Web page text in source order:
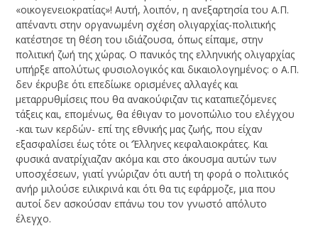
«οικογενειοκρατίας»! Αυτή, λοιπόν, η ανεξαρτησία του Α.Π.
απέναντι στην οργανωμένη σχέση ολιγαρχίας-πολιτικής
κατέστησε τη θέση του ιδιάζουσα, όπως είπαμε, στην
πολιτική ζωή της χώρας. Ο πανικός της ελληνικής ολιγαρχίας
υπήρξε απολύτως φυσιολογικός και δικαιολογημένος: ο Α.Π.
δεν έκρυβε ότι επεδίωκε ορισμένες αλλαγές και
μεταρρυθμίσεις που θα ανακούφιζαν τις καταπιεζόμενες
τάξεις και, επομένως, θα έθιγαν το μονοπώλιο του ελέγχου
-και των κερδών- επί της εθνικής μας ζωής, που είχαν
εξασφαλίσει έως τότε οι ‘Έλληνες κεφαλαιοκράτες. Και
φυσικά ανατρίχιαζαν ακόμα και στο άκουσμα αυτών των
υποσχέσεων, γιατί γνώριζαν ότι αυτή τη φορά ο πολιτικός
ανήρ μιλούσε ειλικρινά και ότι θα τις εφάρμοζε, μια που
αυτοί δεν ασκούσαν επάνω του τον γνωστό απόλυτο
έλεγχο.